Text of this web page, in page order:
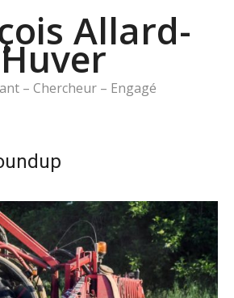
Allard-
Huver
– Chercheur – Engagé